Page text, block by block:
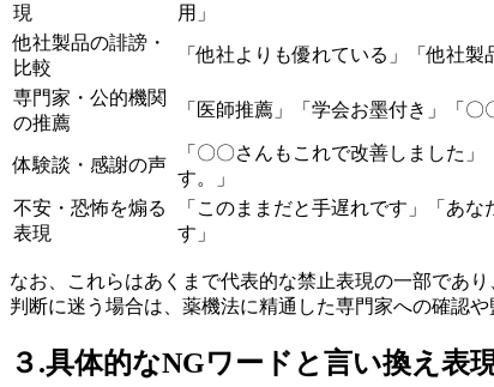
現
用」
他社製品の誹謗・
比較
「他社よりも優れている」「他社製
専門家・公的機関
の推薦
「医師推薦」「学会お墨付き」「〇
体験談・感謝の声
「〇〇さんもこれで改善しました」
す。」
不安・恐怖を煽る
表現
「このままだと手遅れです」「あ
す」
なお、これらはあくまで代表的な禁止表現の一部であ
判断に迷う場合は、薬機法に精通した専門家への確認
３.具体的なNGワードと言い換え表